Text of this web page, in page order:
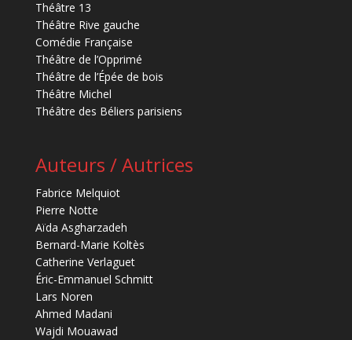
Théâtre 13
Théâtre Rive gauche
Comédie Française
Théâtre de l’Opprimé
Théâtre de l’Épée de bois
Théâtre Michel
Théâtre des Béliers parisiens
Auteurs / Autrices
Fabrice Melquiot
Pierre Notte
Aïda Asgharzadeh
Bernard-Marie Koltès
Catherine Verlaguet
Éric-Emmanuel Schmitt
Lars Noren
Ahmed Madani
Wajdi Mouawad